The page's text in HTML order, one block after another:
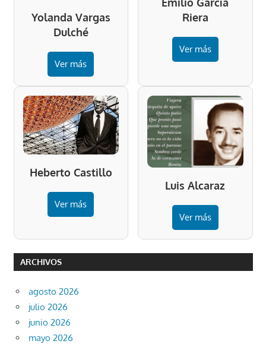
Yolanda Vargas
Dulché
Ver más
Riera
Ver más
Heberto Castillo
Ver más
Luis Alcaraz
Ver más
ARCHIVOS
agosto 2026
julio 2026
junio 2026
mayo 2026